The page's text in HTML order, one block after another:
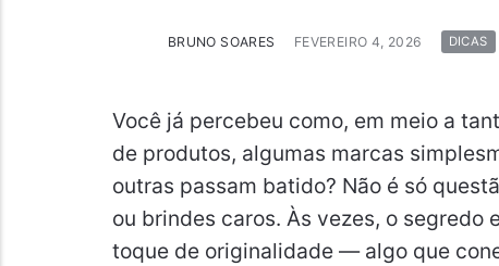
BRUNO SOARES FEVEREIRO 4, 2026 DICAS
Você já percebeu como, em meio a
de produtos, algumas marcas
outras passam batido? Não é só
ou brindes caros. Às vezes, o
toque de originalidade — algo que